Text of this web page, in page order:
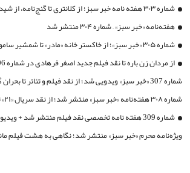
شماره ۳۰۳ هفته نامه خبر سبز؛ از کلانتری تا گنج‌نامه، از شیدا تا اقتصاد هنر
هفته‌نامه «خبر سبز» – شماره ۳۰۴ منتشر شد
شماره ۳۰۵ «خبر سبز»؛ از خاکستر خانه «مادر» تا شمشیر سامورایی‌ها
از مردان زن باره تا نقد فیلم جدید اصغر فرهادی در شماره 306 خبر سبز
شماره 307 «خبر سبز» ویدویی شد؛ از نقد فیلم و تئاتر تا بحران گالری‌های تهران+ فیلم
فیلم پست مدرن ایران
شماره 309 هفته نامه تخصصی نقد فیلم منتشر شد + ویدیو
ویژه‌نامه محرم «خبر سبز» منتشر شد؛ نگاهی به هشت فیلم